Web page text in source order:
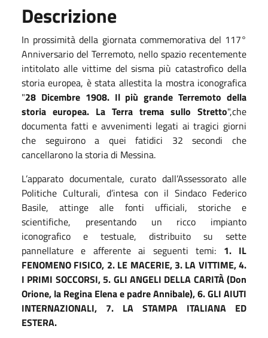
Descrizione
In prossimità della giornata commemorativa del 117°
Anniversario del Terremoto, nello spazio recentemente
intitolato alle vittime del sisma più catastrofico della
storia europea, è stata allestita la mostra iconografica
"28 Dicembre 1908. Il più grande Terremoto della
storia europea. La Terra trema sullo Stretto",che
documenta fatti e avvenimenti legati ai tragici giorni
che seguirono a quei fatidici 32 secondi che
cancellarono la storia di Messina.
L’apparato documentale, curato dall’Assessorato alle
Politiche Culturali, d’intesa con il Sindaco Federico
Basile, attinge alle fonti ufficiali, storiche e
scientifiche, presentando un ricco impianto
iconografico e testuale, distribuito su sette
pannellature e afferente ai seguenti temi: 1. IL
FENOMENO FISICO, 2. LE MACERIE, 3. LA VITTIME, 4.
I PRIMI SOCCORSI, 5. GLI ANGELI DELLA CARITÀ (Don
Orione, la Regina Elena e padre Annibale), 6. GLI AIUTI
INTERNAZIONALI, 7. LA STAMPA ITALIANA ED
ESTERA.